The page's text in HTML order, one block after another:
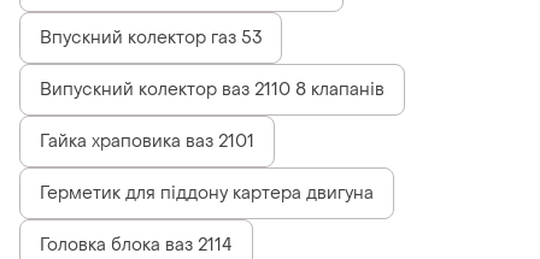
Впускний колектор газ 53
Випускний колектор ваз 2110 8 клапанів
Гайка храповика ваз 2101
Герметик для піддону картера двигуна
Головка блока ваз 2114